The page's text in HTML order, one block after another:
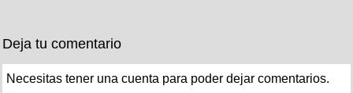
Deja tu comentario
Necesitas tener una cuenta para poder dejar comentarios.